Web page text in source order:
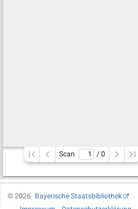
Scan / 0
©2026
Bayerische Staatsbibliothek